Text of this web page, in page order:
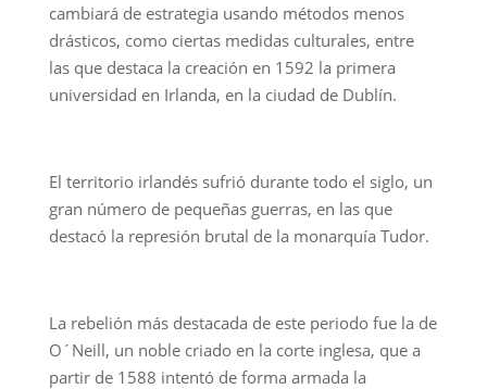
cambiará de estrategia usando métodos menos
drásticos, como ciertas medidas culturales, entre
las que destaca la creación en 1592 la primera
universidad en Irlanda, en la ciudad de Dublín.
El territorio irlandés sufrió durante todo el siglo, un
gran número de pequeñas guerras, en las que
destacó la represión brutal de la monarquía Tudor.
La rebelión más destacada de este periodo fue la de
O´Neill, un noble criado en la corte inglesa, que a
partir de 1588 intentó de forma armada la